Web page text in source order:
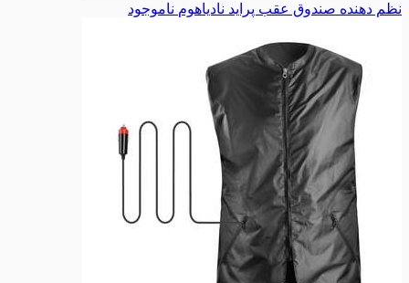
نظم دهنده صندوق عقب پراید نادیاهوم ناموجود